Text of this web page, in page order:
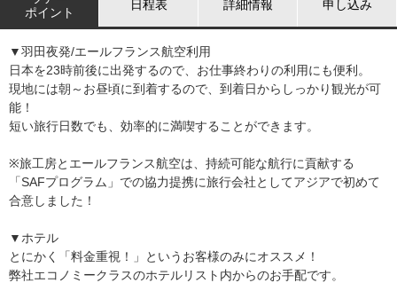
ポイント
日程表 詳細情報 申し込み
▼羽田夜発/エールフランス航空利用
日本を23時前後に出発するので、お仕事終わりの利用にも便利。
現地には朝～お昼頃に到着するので、到着日からしっかり観光が可
能！
短い旅行日数でも、効率的に満喫することができます。
※旅工房とエールフランス航空は、持続可能な航行に貢献する
「SAFプログラム」での協力提携に旅行会社としてアジアで初めて
合意しました！
▼ホテル
とにかく「料金重視！」というお客様のみにオススメ！
弊社エコノミークラスのホテルリスト内からのお手配です。